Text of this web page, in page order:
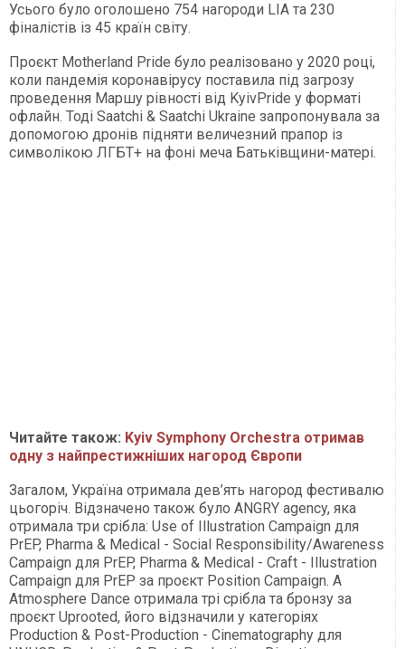
Усього було оголошено 754 нагороди LIA та 230
фіналістів із 45 країн світу.
Проєкт Motherland Pride було реалізовано у 2020 році,
коли пандемія коронавірусу поставила під загрозу
проведення Маршу рівності від KyivPride у форматі
офлайн. Тоді Saatchi & Saatchi Ukraine запропонувала за
допомогою дронів підняти величезний прапор із
символікою ЛГБТ+ на фоні меча Батьківщини-матері.
Читайте також: Kyiv Symphony Orchestra отримав
одну з найпрестижніших нагород Європи
Загалом, Україна отримала дев’ять нагород фестивалю
цьогоріч. Відзначено також було ANGRY agency, яка
отримала три срібла: Use of Illustration Campaign для
PrEP, Pharma & Medical - Social Responsibility/Awareness
Campaign для PrEP, Pharma & Medical - Craft - Illustration
Campaign для PrEP за проєкт Position Campaign. А
Atmosphere Dance отримала трі срібла та бронзу за
проєкт Uprooted, його відзначили у категоріях
Production & Post-Production - Cinematography для